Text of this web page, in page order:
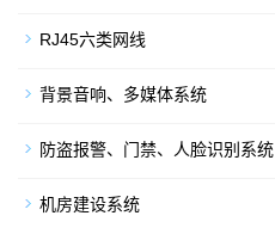
RJ45六类网线
背景音响、多媒体系统
防盗报警、门禁、人脸识别系统
机房建设系统